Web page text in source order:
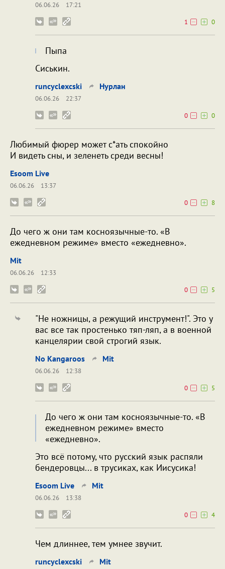
06.06.26
17:21
1
0
Пыпа
Сиськин.
runcyclexcski Нурлан
06.06.26
22:37
0
0
Любимый фюрер может с*ать спокойно
И видеть сны, и зеленеть среди весны!
Esoom Live
06.06.26
13:37
0
8
До чего ж они там косноязычные-то. «В
ежедневном режиме» вместо «ежедневно».
Mit
06.06.26
12:33
0
5
"Не ножницы, а режущий инструмент!". Это у
вас все так простенько тяп-ляп, а в военной
канцелярии свой строгий язык.
No Kangaroos Mit
06.06.26
12:38
0
5
До чего ж они там косноязычные-то. «В
ежедневном режиме» вместо
«ежедневно».
Это всё потому, что русский язык распяли
бендеровцы... в трусиках, как Иисусика!
Esoom Live Mit
06.06.26
13:38
0
4
Чем длиннее, тем умнее звучит.
runcyclexcski Mit